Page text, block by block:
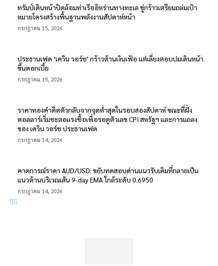
ทรัมป์เดินหน้าปิดล้อมท่าเรืออิหร่านทางทะเล ขู่กร้าวเตรียมถล่มเป้า
หมายโครงสร้างพื้นฐานพลังงานสัปดาห์หน้า
กรกฎาคม 15, 2026
ประธานเฟด ‘เควิน วอร์ช’ กร้าวต้านเงินเฟ้อ แต่เลี่ยงตอบปมเดินหน้า
ขึ้นดอกเบี้ย
กรกฎาคม 15, 2026
ราคาทองคำดีดตัวกลับจากจุดต่ำสุดในรอบสองสัปดาห์ ขณะที่ฝั่ง
ดอลลาร์เริ่มชะลอแรงซื้อเพื่อรอดูตัวเลข CPI สหรัฐฯ และการแถลง
ของ เควิน วอร์ช ประธานเฟด
กรกฎาคม 14, 2026
คาดการณ์ราคา AUD/USD: ขยับทดสอบด่านแนวรับเดิมที่กลายเป็น
แนวต้านบริเวณเส้น 9-day EMA ใกล้ระดับ 0.6950
กรกฎาคม 14, 2026